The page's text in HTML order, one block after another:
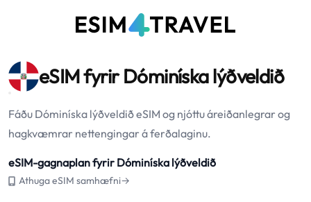
eSIM fyrir Dóminíska lýðveldið
Fáðu Dóminíska lýðveldið eSIM og njóttu áreiðanlegrar og
hagkvæmrar nettengingar á ferðalaginu.
eSIM-gagnaplan fyrir Dóminíska lýðveldið
Athuga eSIM samhæfni→